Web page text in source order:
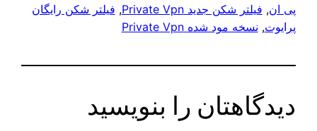
پی ان, فیلتر شکن جدید Private Vpn , فیلتر شکن رایگان
پرایوت, نسخه مود شده Private Vpn
دیدگاهتان را بنویسید